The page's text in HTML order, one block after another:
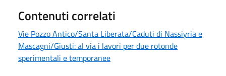
Contenuti correlati
Vie Pozzo Antico/Santa Liberata/Caduti di Nassiyria e
Mascagni/Giusti: al via i lavori per due rotonde
sperimentali e temporanee